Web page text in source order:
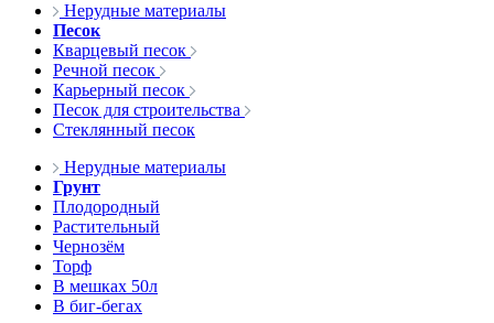
Нерудные материалы
Песок
Кварцевый песок
Речной песок
Карьерный песок
Песок для строительства
Стеклянный песок
Нерудные материалы
Грунт
Плодородный
Растительный
Чернозём
Торф
В мешках 50л
В биг-бегах